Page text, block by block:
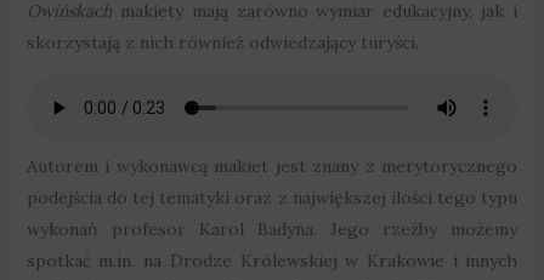
Owińskachmakiety mają zarówno wymiar edukacyjny, jak i
skorzystają z nich również odwiedzający turyści.
Autorem i wykonawcą makiet jest znany z merytorycznego
podejścia do tej tematyki oraz z największej ilości tego typu
wykonań profesor Karol Badyna. Jego rzeźby możemy
spotkać m.in. na Drodze Królewskiej w Krakowie i innych